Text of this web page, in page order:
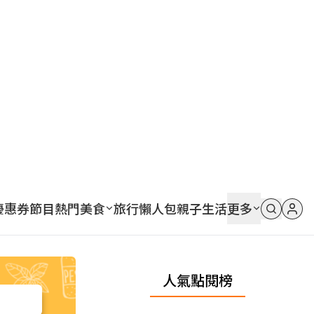
惠券節目熱門美食 旅行懶人包親子生活更多
人氣點閱榜